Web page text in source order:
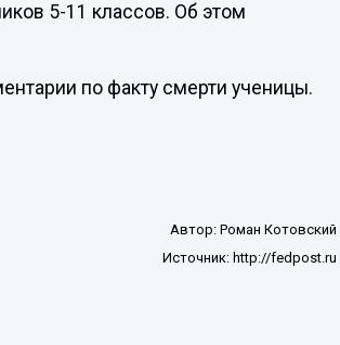
5-11 классов. Об этом
по факту смерти ученицы.
Автор: Роман Котовский
Источник: http://fedpost.ru